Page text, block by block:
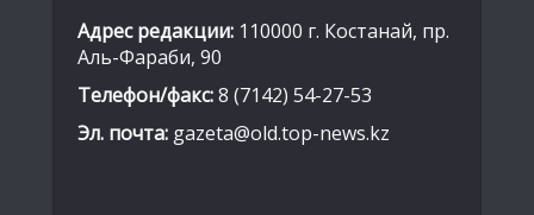
Адрес редакции: 110000 г. Костанай, пр.
Аль-Фараби, 90
Телефон/факс:8 (7142) 54-27-53
Эл. почта: gazeta@old.top-news.kz